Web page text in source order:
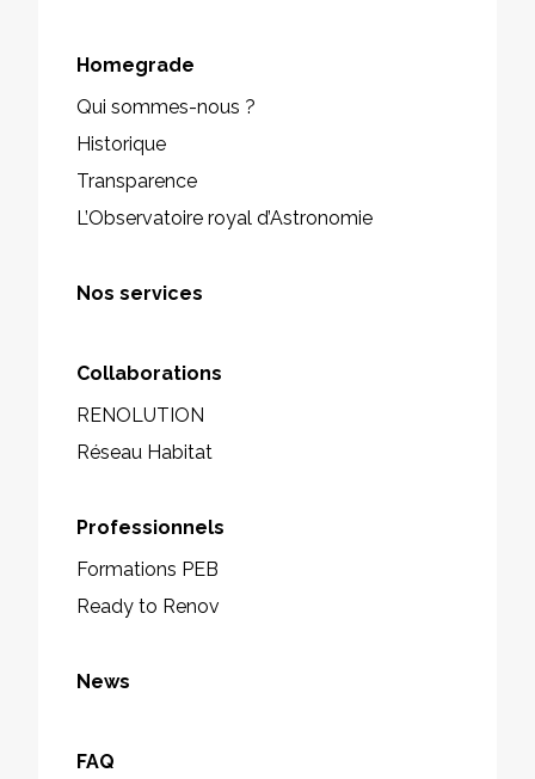
Homegrade
Qui sommes-nous ?
Historique
Transparence
L’Observatoire royal d’Astronomie
Nos services
Collaborations
RENOLUTION
Réseau Habitat
Professionnels
Formations PEB
Ready to Renov
News
FAQ